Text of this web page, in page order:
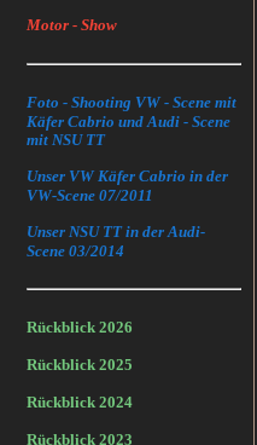
Motor - Show
Foto - Shooting VW - Scene mit
Käfer Cabrio und Audi - Scene
mit NSU TT
Unser VW Käfer Cabrio in der
VW-Scene 07/2011
Unser NSU TT in der Audi-
Scene 03/2014
Rückblick 2026
Rückblick 2025
Rückblick 2024
Rückblick 2023